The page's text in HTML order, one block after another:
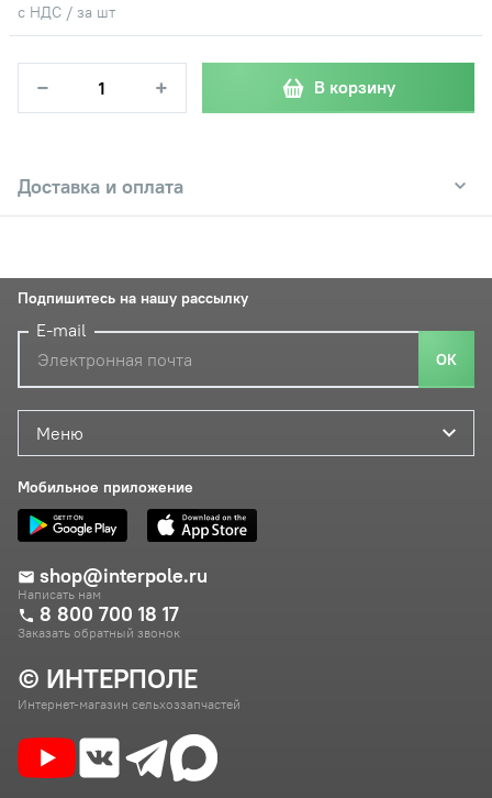
с НДС / за шт
− + В корзину
Доставка и оплата
© ИНТЕРПОЛЕ
Интернет-магазин сельхоззапчастей
Меню
Мобильное приложение
shop@interpole.ru
Написать нам
8 800 700 18 17
Заказать обратный звонок
Подпишитесь на нашу рассылку
E-mail
ОК